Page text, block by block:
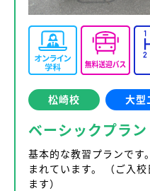
松崎校 大型
ベーシックプラン
基本的な教習プランです
まれています。 （ご入
ます）